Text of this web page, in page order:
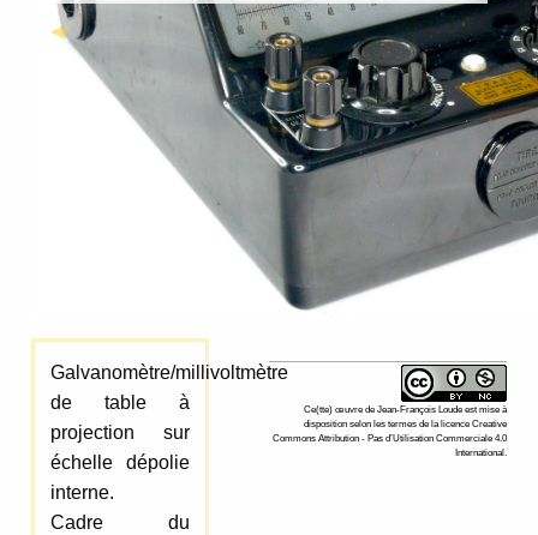
Previous Slide
◀︎
Galvanomètre/millivoltmètre
de table à
projection sur
échelle dépolie
interne.
Cadre du
Ce(tte) œuvre de Jean-François Loude est mise à
disposition selon les termes de la licence Creative
Commons Attribution - Pas d’Utilisation Commerciale 4.0
International.